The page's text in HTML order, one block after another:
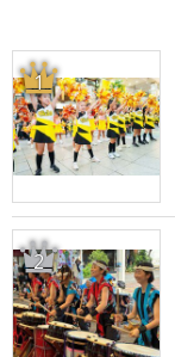
1
2